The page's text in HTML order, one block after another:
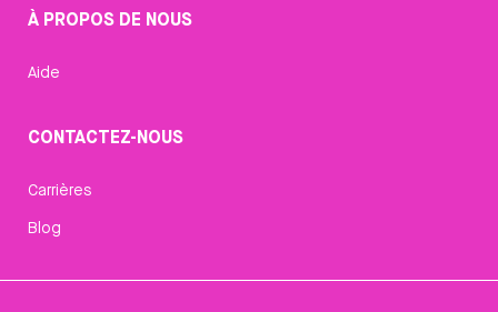
À PROPOS DE NOUS
Aide
CONTACTEZ-NOUS
Carrières
Blog